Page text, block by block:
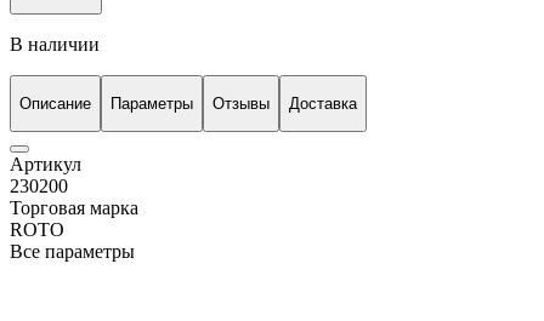
В наличии
Описание Параметры Отзывы Доставка
Артикул
230200
Торговая марка
ROTO
Все параметры